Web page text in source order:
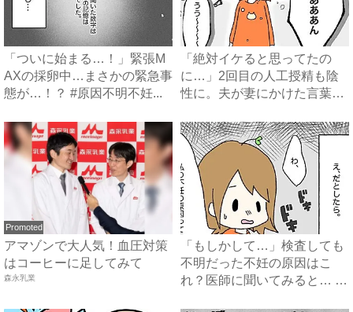
「ついに始まる…！」緊張M
AXの採卵中…まさかの緊急事
態が…！？ #原因不明不妊...
「絶対イケると思ってたの
に…」2回目の人工授精も陰
性に。夫が妻にかけた言葉に
Promoted
アマゾンで大人気！血圧対策
はコーヒーに足してみて
森永乳業
「もしかして…」検査しても
不明だった不妊の原因はこ
れ？医師に聞いてみると… #